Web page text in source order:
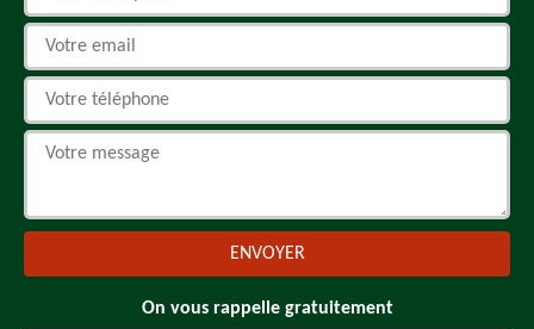
On vous rappelle gratuitement